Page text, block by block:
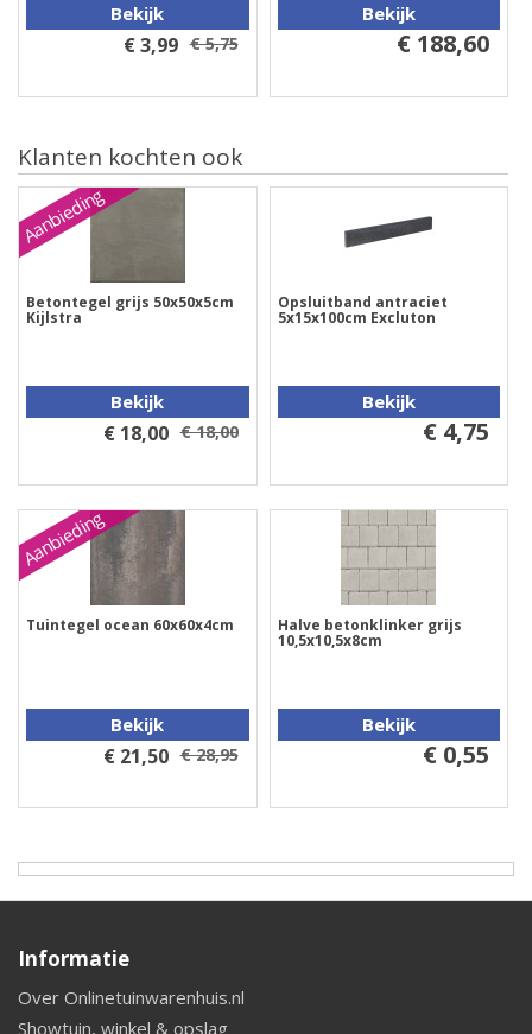
Bekijk
€ 3,99 € 5,75
Bekijk
€ 188,60
Klanten kochten ook
Aanbieding
Betontegel grijs 50x50x5cm
Kijlstra
Bekijk
€ 18,00 € 18,00
Opsluitband antraciet
5x15x100cm Excluton
Bekijk
€ 4,75
Aanbieding
Tuintegel ocean 60x60x4cm
Bekijk
€ 21,50 € 28,95
Halve betonklinker grijs
10,5x10,5x8cm
Bekijk
€ 0,55
Informatie
Over Onlinetuinwarenhuis.nl
Showtuin, winkel & opslag